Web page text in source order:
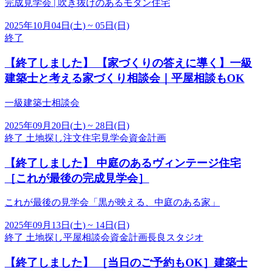
完成見学会 | 吹き抜けのあるモダン住宅
2025年10月04日(土) ~ 05日(日)
終了
【終了しました】
【家づくりの答えに導く】一級
建築士と考える家づくり相談会｜平屋相談もOK
一級建築士相談会
2025年09月20日(土) ~ 28日(日)
終了 土地探し注文住宅 見学会資金計画
【終了しました】
中庭のあるヴィンテージ住宅
［これが最後の完成見学会］
これが最後の見学会「黒が映える、中庭のある家」
2025年09月13日(土) ~ 14日(日)
終了 土地探し平屋相談会資金計画長良スタジオ
【終了しました】
［当日のご予約もOK］建築士